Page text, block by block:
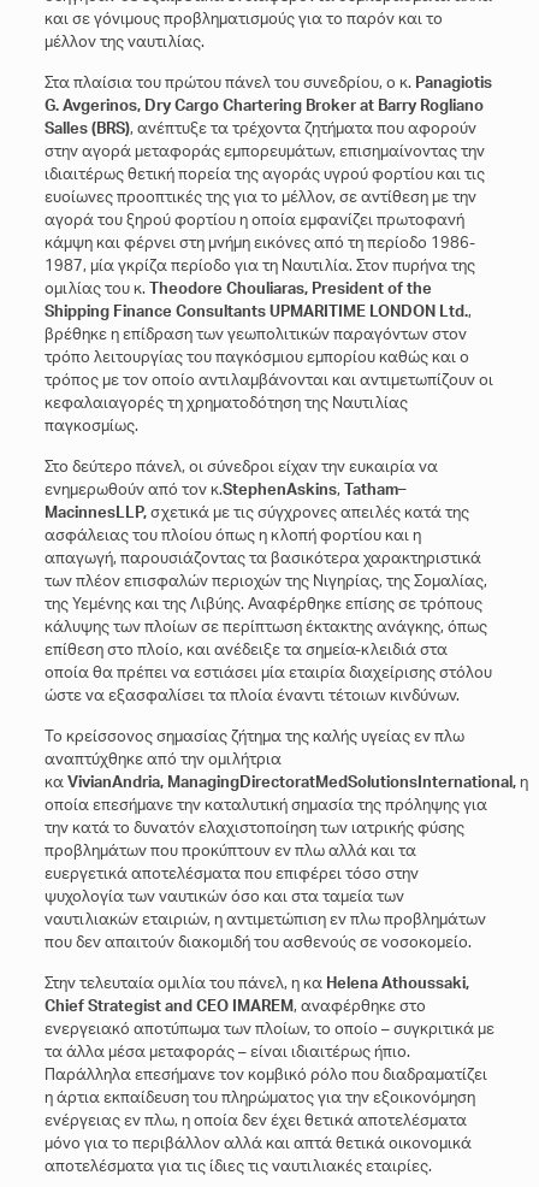
και σε γόνιμους προβληματισμούς για το παρόν και το
μέλλον της ναυτιλίας.
Στα πλαίσια του πρώτου πάνελ του συνεδρίου, ο κ. Panagiotis
G. Avgerinos, Dry Cargo Chartering Broker at Barry Rogliano
Salles (BRS), ανέπτυξε τα τρέχοντα ζητήματα που αφορούν
στην αγορά μεταφοράς εμπορευμάτων, επισημαίνοντας την
ιδιαιτέρως θετική πορεία της αγοράς υγρού φορτίου και τις
ευοίωνες προοπτικές της για το μέλλον, σε αντίθεση με την
αγορά του ξηρού φορτίου η οποία εμφανίζει πρωτοφανή
κάμψη και φέρνει στη μνήμη εικόνες από τη περίοδο 1986-
1987, μία γκρίζα περίοδο για τη Ναυτιλία. Στον πυρήνα της
ομιλίας του κ. Theodore Chouliaras, President of the
Shipping Finance Consultants UPMARITIME LONDON Ltd.,
βρέθηκε η επίδραση των γεωπολιτικών παραγόντων στον
τρόπο λειτουργίας του παγκόσμιου εμπορίου καθώς και ο
τρόπος με τον οποίο αντιλαμβάνονται και αντιμετωπίζουν οι
κεφαλαιαγορές τη χρηματοδότηση της Ναυτιλίας
παγκοσμίως.
Στο δεύτερο πάνελ, οι σύνεδροι είχαν την ευκαιρία να
ενημερωθούν από τον κ.StephenAskins, Tatham–
MacinnesLLP,σχετικά με τις σύγχρονες απειλές κατά της
ασφάλειας του πλοίου όπως η κλοπή φορτίου και η
απαγωγή, παρουσιάζοντας τα βασικότερα χαρακτηριστικά
των πλέον επισφαλών περιοχών της Νιγηρίας, της Σομαλίας,
της Υεμένης και της Λιβύης. Αναφέρθηκε επίσης σε τρόπους
κάλυψης των πλοίων σε περίπτωση έκτακτης ανάγκης, όπως
επίθεση στο πλοίο, και ανέδειξε τα σημεία-κλειδιά στα
οποία θα πρέπει να εστιάσει μία εταιρία διαχείρισης στόλου
ώστε να εξασφαλίσει τα πλοία έναντι τέτοιων κινδύνων.
Το κρείσσονος σημασίας ζήτημα της καλής υγείας εν πλω
αναπτύχθηκε από την ομιλήτρια
καVivianAndria, ManagingDirectoratMedSolutionsInternational,η
οποία επεσήμανε την καταλυτική σημασία της πρόληψης για
την κατά το δυνατόν ελαχιστοποίηση των ιατρικής φύσης
προβλημάτων που προκύπτουν εν πλω αλλά και τα
ευεργετικά αποτελέσματα που επιφέρει τόσο στην
ψυχολογία των ναυτικών όσο και στα ταμεία των
ναυτιλιακών εταιριών, η αντιμετώπιση εν πλω προβλημάτων
που δεν απαιτούν διακομιδή του ασθενούς σε νοσοκομείο.
Στην τελευταία ομιλία του πάνελ, η κα Helena Athoussaki,
Chief Strategist and CEO IMAREM, αναφέρθηκε στο
ενεργειακό αποτύπωμα των πλοίων, το οποίο – συγκριτικά με
τα άλλα μέσα μεταφοράς – είναι ιδιαιτέρως ήπιο.
Παράλληλα επεσήμανε τον κομβικό ρόλο που διαδραματίζει
η άρτια εκπαίδευση του πληρώματος για την εξοικονόμηση
ενέργειας εν πλω, η οποία δεν έχει θετικά αποτελέσματα
μόνο για το περιβάλλον αλλά και απτά θετικά οικονομικά
αποτελέσματα για τις ίδιες τις ναυτιλιακές εταιρίες.